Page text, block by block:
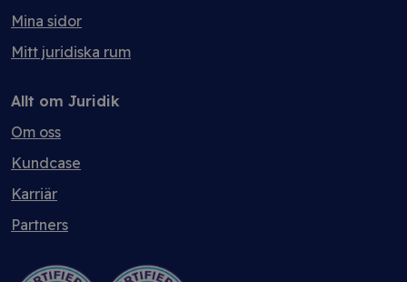
Mina sidor
Mitt juridiska rum
Allt om Juridik
Om oss
Kundcase
Karriär
Partners